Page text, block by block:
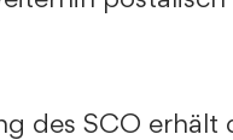
des SCO erhält